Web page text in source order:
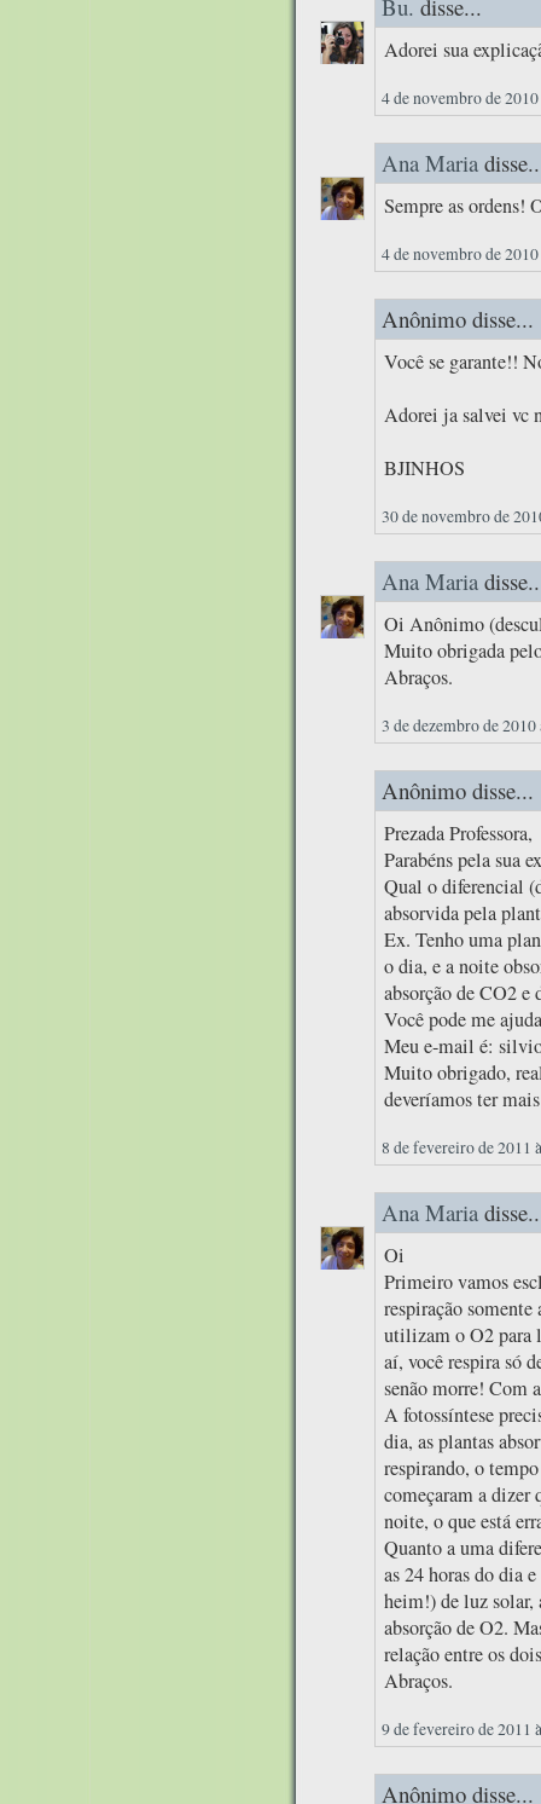
Bu. disse...
Adorei sua
4 de novembro de
Ana Maria
Sempre as ordens!
4 de novembro de
Anônimo disse...
Você se garante!!
Adorei ja salvei vc
BJINHOS
30 de novembro de
Ana Maria
Oi Anônimo
Muito obrigada
Abraços.
3 de dezembro de 2010
Anônimo disse...
Prezada Professora,
Parabéns pela sua
Qual o diferencial
absorvida pela
Ex. Tenho uma
o dia, e a noite
absorção de CO2 e
Você pode me
Meu e-mail é:
Muito obrigado,
deveríamos ter
8 de fevereiro de 2011
Ana Maria
Oi
Primeiro vamos
respiração
utilizam o O2 para
aí, você respira só
senão morre! Com
A fotossíntese
dia, as plantas
respirando, o
começaram a dizer
noite, o que está
Quanto a uma
as 24 horas do dia
heim!) de luz solar,
absorção de O2.
relação entre os
Abraços.
9 de fevereiro de 2011
Anônimo disse...